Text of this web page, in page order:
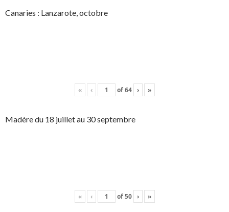
Canaries : Lanzarote, octobre
« ‹ of64 › »
Madère du 18 juillet au 30 septembre
« ‹ of50 › »